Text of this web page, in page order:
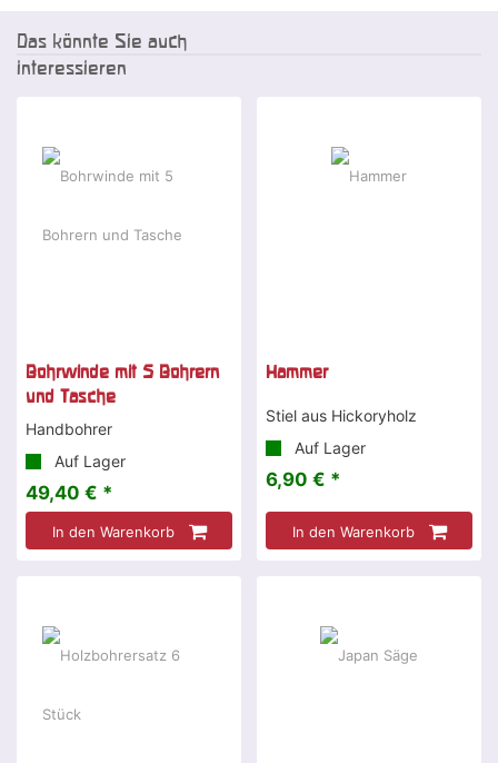
Das könnte Sie auch
interessieren
Bohrwinde mit 5 Bohrern
und Tasche
Handbohrer
Auf Lager
49,40 € *
In den Warenkorb
Hammer
Stiel aus Hickoryholz
Auf Lager
6,90 € *
In den Warenkorb